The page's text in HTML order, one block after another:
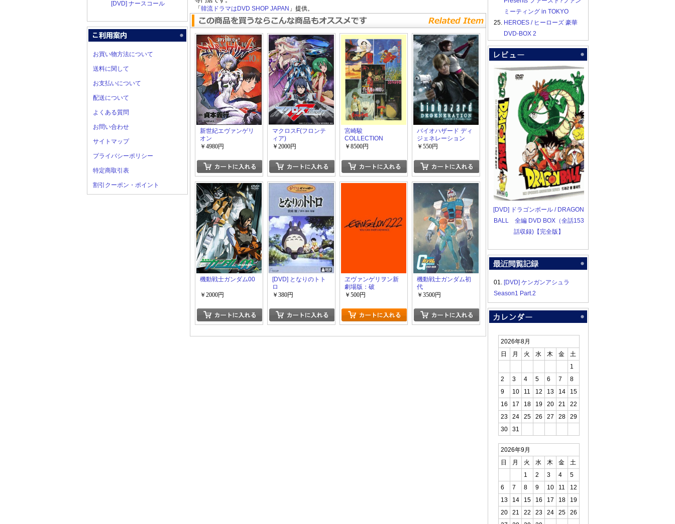
[DVD] ナースコール
お買い物方法について
送料に関して
お支払いについて
配送について
よくある質問
お問い合わせ
サイトマップ
プライバシーポリシー
特定商取引表
割引クーポン・ポイント
「 韓流ドラマはDVD SHOP JAPAN 」提供。
新世紀エヴァンゲリ
オン
￥4980円
マクロスF(フロンテ
ィア)
￥2000円
宮崎駿
COLLECTION
DVD-BOX
￥8500円
バイオハザード ディ
ジェネレーション
￥550円
機動戦士ガンダム00
￥2000円
[DVD] となりのトト
ロ
￥380円
ヱヴァンゲリヲン新
劇場版：破
EVANGELION:2.22
ADVANCE.
￥500円
機動戦士ガンダム初
代
￥3500円
ミーティング in TOKYO
25. HEROES / ヒーローズ 豪華
DVD-BOX 2
[DVD] ドラゴンボール / DRAGON
BALL 全編 DVD BOX（全話153
話収録)【完全版】
01. [DVD] ケンガンアシュラ
Season1 Part.2
2026年8月
日
月 火 水 木 金
土
1
2
3 4 5 6 7
8
9
10 11 12 13 14
15
16
17 18 19 20 21
22
23
24 25 26 27 28
29
30
31
2026年9月
日
月 火 水 木 金
土
1
2 3 4
5
6
7 8 9 10 11
12
13
14 15 16 17 18
19
20
21 22 23 24 25
26